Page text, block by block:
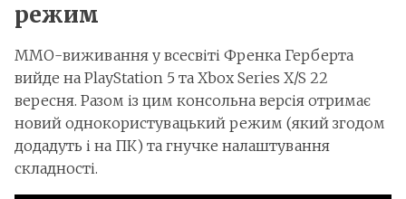
режим
ММО-виживання у всесвіті Френка Герберта
вийде на PlayStation 5 та Xbox Series X/S 22
вересня. Разом із цим консольна версія отримає
новий однокористувацький режим (який згодом
додадуть і на ПК) та гнучке налаштування
складності.